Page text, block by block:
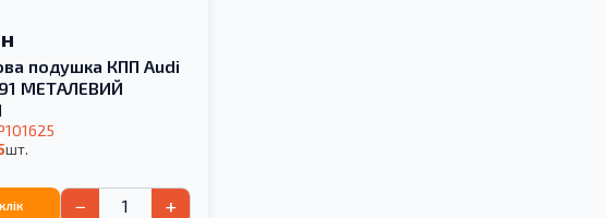
подушка КПП Audi
МЕТАЛЕВИЙ
шт.
− +